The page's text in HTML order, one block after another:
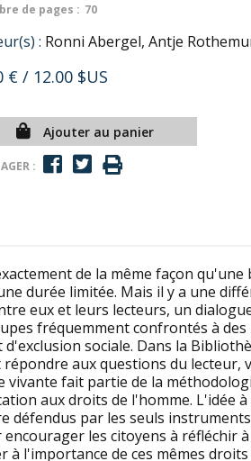
de pages : 70
: Ronni Abergel, Antje
€ / 12.00 $US
Ajouter au panier
:
de la même façon qu'une
durée limitée. Mais il y a une
eux et leurs lecteurs, un
fréquemment confrontés à
sociale. Dans la
aux questions du lecteur,
vivante fait partie de la
aux droits de l'homme. L'idée
défendus par les seuls
les citoyens à réfléchir
à l'importance de ces mêmes